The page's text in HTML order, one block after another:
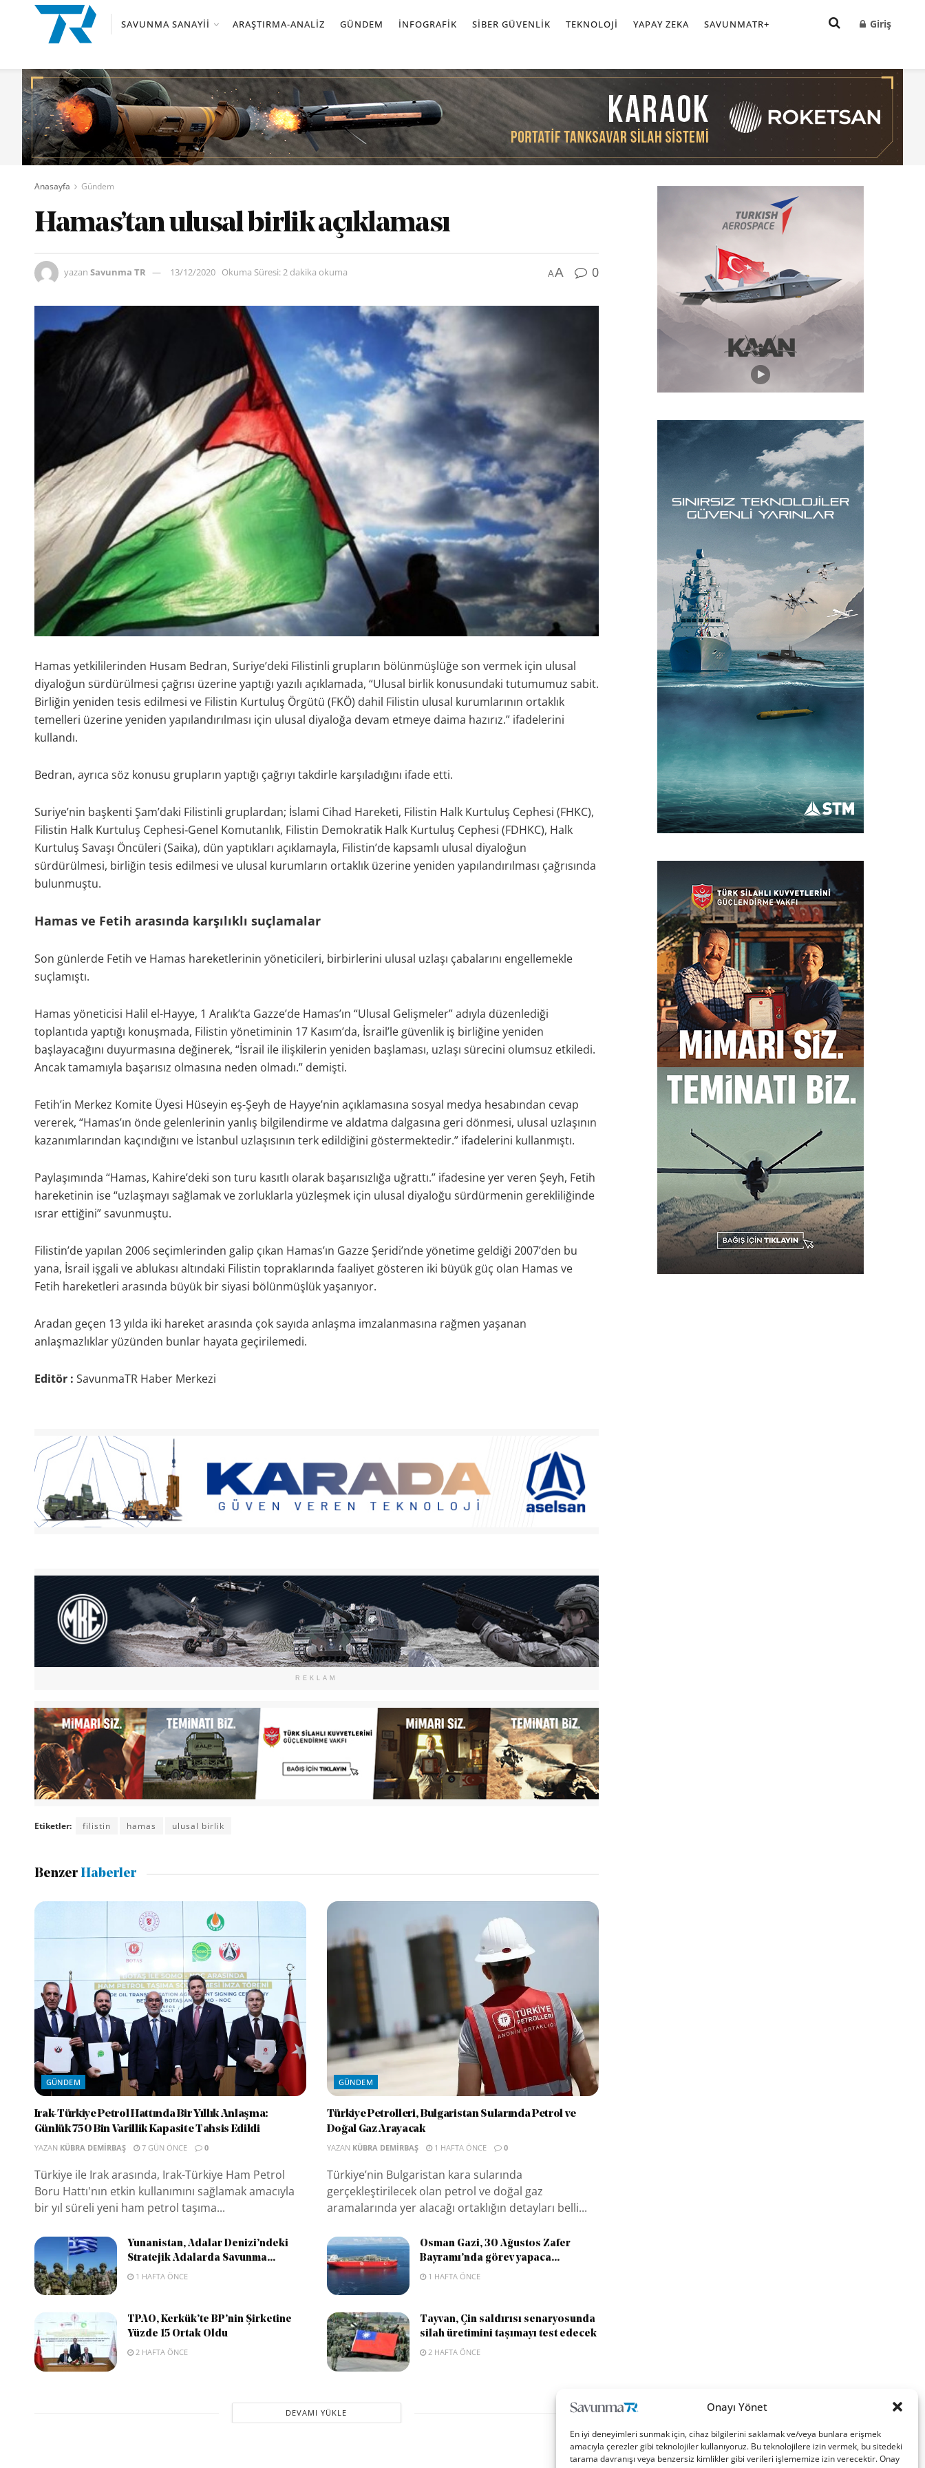
Onayı Yönet
En iyi deneyimleri sunmak için, cihaz bilgilerini saklamak ve/veya bunlara erişmek
amacıyla çerezler gibi teknolojiler kullanıyoruz. Bu teknolojilere izin vermek, bu sitedeki
tarama davranışı veya benzersiz kimlikler gibi verileri işlememize izin verecektir. Onay
SAVUNMA SANAYII ARAŞTIRMA-ANALIZ GÜNDEM İNFOGRAFIK SIBER GÜVENLIK TEKNOLOJI YAPAY ZEKA SAVUNMATR+ Giriş
Anasayfa Gündem
Hamas’tan ulusal birlik açıklaması
yazan Savunma TR 13/12/2020 Okuma Süresi: 2 dakika okuma AA 0
Hamas yetkililerinden Husam Bedran, Suriye’deki Filistinli grupların bölünmüşlüğe son vermek için ulusal
diyaloğun sürdürülmesi çağrısı üzerine yaptığı yazılı açıklamada, “Ulusal birlik konusundaki tutumumuz sabit.
Birliğin yeniden tesis edilmesi ve Filistin Kurtuluş Örgütü (FKÖ) dahil Filistin ulusal kurumlarının ortaklık
temelleri üzerine yeniden yapılandırılması için ulusal diyaloğa devam etmeye daima hazırız.” ifadelerini
kullandı.
Bedran, ayrıca söz konusu grupların yaptığı çağrıyı takdirle karşıladığını ifade etti.
Suriye’nin başkenti Şam’daki Filistinli gruplardan; İslami Cihad Hareketi, Filistin Halk Kurtuluş Cephesi (FHKC),
Filistin Halk Kurtuluş Cephesi‑Genel Komutanlık, Filistin Demokratik Halk Kurtuluş Cephesi (FDHKC), Halk
Kurtuluş Savaşı Öncüleri (Saika), dün yaptıkları açıklamayla, Filistin’de kapsamlı ulusal diyaloğun
sürdürülmesi, birliğin tesis edilmesi ve ulusal kurumların ortaklık üzerine yeniden yapılandırılması çağrısında
bulunmuştu.
Hamas ve Fetih arasında karşılıklı suçlamalar
Son günlerde Fetih ve Hamas hareketlerinin yöneticileri, birbirlerini ulusal uzlaşı çabalarını engellemekle
suçlamıştı.
Hamas yöneticisi Halil el-Hayye, 1 Aralık’ta Gazze’de Hamas’ın “Ulusal Gelişmeler” adıyla düzenlediği
toplantıda yaptığı konuşmada, Filistin yönetiminin 17 Kasım’da, İsrail’le güvenlik iş birliğine yeniden
başlayacağını duyurmasına değinerek, “İsrail ile ilişkilerin yeniden başlaması, uzlaşı sürecini olumsuz etkiledi.
Ancak tamamıyla başarısız olmasına neden olmadı.” demişti.
Fetih’in Merkez Komite Üyesi Hüseyin eş-Şeyh de Hayye’nin açıklamasına sosyal medya hesabından cevap
vererek, “Hamas’ın önde gelenlerinin yanlış bilgilendirme ve aldatma dalgasına geri dönmesi, ulusal uzlaşının
kazanımlarından kaçındığını ve İstanbul uzlaşısının terk edildiğini göstermektedir.” ifadelerini kullanmıştı.
Paylaşımında “Hamas, Kahire’deki son turu kasıtlı olarak başarısızlığa uğrattı.” ifadesine yer veren Şeyh, Fetih
hareketinin ise “uzlaşmayı sağlamak ve zorluklarla yüzleşmek için ulusal diyaloğu sürdürmenin gerekliliğinde
ısrar ettiğini” savunmuştu.
Filistin’de yapılan 2006 seçimlerinden galip çıkan Hamas’ın Gazze Şeridi’nde yönetime geldiği 2007’den bu
yana, İsrail işgali ve ablukası altındaki Filistin topraklarında faaliyet gösteren iki büyük güç olan Hamas ve
Fetih hareketleri arasında büyük bir siyasi bölünmüşlük yaşanıyor.
Aradan geçen 13 yılda iki hareket arasında çok sayıda anlaşma imzalanmasına rağmen yaşanan
anlaşmazlıklar yüzünden bunlar hayata geçirilemedi.
Editör : SavunmaTR Haber Merkezi
REKLAM
Etiketler: filistin hamas ulusal birlik
BenzerHaberler
GÜNDEM
Irak-Türkiye Petrol Hattında Bir Yıllık Anlaşma:
Günlük 750 Bin Varillik Kapasite Tahsis Edildi
YAZAN KÜBRA DEMIRBAŞ 7 GÜN ÖNCE 0
Türkiye ile Irak arasında, Irak-Türkiye Ham Petrol
Boru Hattı'nın etkin kullanımını sağlamak amacıyla
bir yıl süreli yeni ham petrol taşıma...
GÜNDEM
Türkiye Petrolleri, Bulgaristan Sularında Petrol ve
Doğal Gaz Arayacak
YAZAN KÜBRA DEMIRBAŞ 1 HAFTA ÖNCE 0
Türkiye’nin Bulgaristan kara sularında
gerçekleştirilecek olan petrol ve doğal gaz
aramalarında yer alacağı ortaklığın detayları belli...
Yunanistan, Adalar Denizi’ndeki
Stratejik Adalarda Savunma...
1 HAFTA ÖNCE
Osman Gazi, 30 Ağustos Zafer
Bayramı’nda görev yapaca...
1 HAFTA ÖNCE
TPAO, Kerkük’te BP’nin Şirketine
Yüzde 15 Ortak Oldu
2 HAFTA ÖNCE
Tayvan, Çin saldırısı senaryosunda
silah üretimini taşımayı test edecek
2 HAFTA ÖNCE
DEVAMI YÜKLE